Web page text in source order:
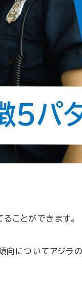
ことができます。
についてアジラの